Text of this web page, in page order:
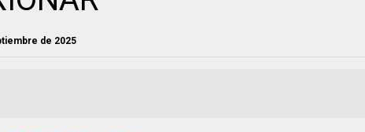
de 2025